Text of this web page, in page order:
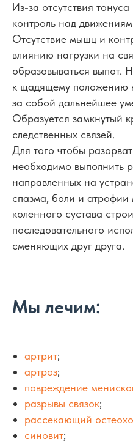
Из-за отсутствия
контроль над
Отсутствие мышц и
влиянию нагрузки на
образовываться выпот.
к щадящему положению
за собой дальнейшее
Образуется замкнутый
следственных связей.
Для того чтобы
необходимо выполнить
направленных на
спазма, боли и
коленного сустава
последовательного
сменяющих друг друга.
Мы лечим:
артрит;
артроз;
повреждение
разрывы связок;
рассекающий
синовит;